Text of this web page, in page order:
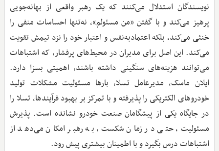
نویسندگان استدلال می‌کنند که یک رهبر واقعی از بهانه‌جویی
پرهیز می‌کند و با گفتن «من مسئولم»، نه‌تنها احساسات منفی را
خنثی می‌کند، بلکه اعتمادبه‌نفس و اعتبار خود را نزد تیمش تقویت
می‌کند. این اصل برای مدیران در محیط‌های پرفشار، که اشتباهات
می‌توانند هزینه‌های سنگینی داشته باشند، اهمیتی بسزا دارد.
ایلان ماسک، مدیرعامل تسلا، بارها مسئولیت مشکلات تولید
خودروهای الکتریکی را پذیرفته و با تمرکز بر بهبود فرآیندها، تسلا را
در جایگاه یکی از پیشگامان صنعت خودرو نشانده است. پذیرش
مسئولیت، حتی در زمان شکست، به رهبر امکان می‌دهد از
اشتباهات درس بگیرد و با اطمینان بیشتری پیش رود.